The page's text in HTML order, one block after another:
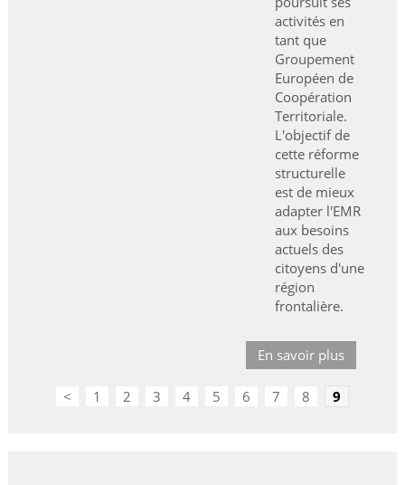
activités en
tant que
Groupement
Européen de
Coopération
Territoriale.
L'objectif de
cette réforme
structurelle
est de mieux
adapter l'EMR
aux besoins
actuels des
citoyens d'une
région
frontalière.
En savoir plus
< 1 2 3 4 5 6 7 8 9